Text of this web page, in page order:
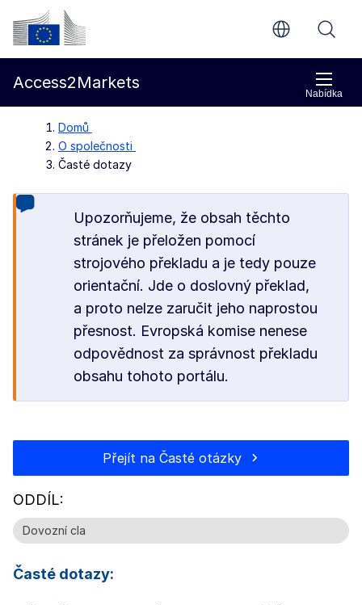
Přejít na hlavní obsah
Evropská komise
Nabídka
Access2Markets
Domů
O společnosti
Časté dotazy
Upozorňujeme, že obsah těchto
stránek je přeložen pomocí
strojového překladu a je tedy pouze
orientační. Jde o doslovný překlad,
a proto nelze zaručit jeho naprostou
přesnost. Evropská komise nenese
odpovědnost za správnost překladu
obsahu tohoto portálu.
Přejít na Časté otázky
ODDÍL:
Dovozní cla
Časté dotazy: